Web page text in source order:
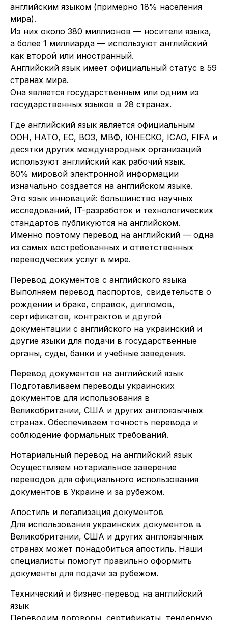
английским языком (примерно 18% населения
мира).
Из них около 380 миллионов — носители языка,
а более 1 миллиарда — используют английский
как второй или иностранный.
Английский язык имеет официальный статус в 59
странах мира.
Она является государственным или одним из
государственных языков в 28 странах.
Где английский язык является официальным
ООН, НАТО, ЕС, ВОЗ, МВФ, ЮНЕСКО, ICAO, FIFA и
десятки других международных организаций
используют английский как рабочий язык.
80% мировой электронной информации
изначально создается на английском языке.
Это язык инноваций: большинство научных
исследований, IT-разработок и технологических
стандартов публикуются на английском.
Именно поэтому перевод на английский — одна
из самых востребованных и ответственных
переводческих услуг в мире.
Перевод документов с английского языка
Выполняем перевод паспортов, свидетельств о
рождении и браке, справок, дипломов,
сертификатов, контрактов и другой
документации с английского на украинский и
другие языки для подачи в государственные
органы, суды, банки и учебные заведения.
Перевод документов на английский язык
Подготавливаем переводы украинских
документов для использования в
Великобритании, США и других англоязычных
странах. Обеспечиваем точность перевода и
соблюдение формальных требований.
Нотариальный перевод на английский язык
Осуществляем нотариальное заверение
переводов для официального использования
документов в Украине и за рубежом.
Апостиль и легализация документов
Для использования украинских документов в
Великобритании, США и других англоязычных
странах может понадобиться апостиль. Наши
специалисты помогут правильно оформить
документы для подачи за рубежом.
Технический и бизнес-перевод на английский
язык
Переводим договоры, сертификаты, тендерную